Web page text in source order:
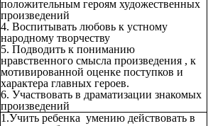
положительным героям художественных
произведений
4. Воспитывать любовь к устному
народному творчеству
5. Подводить к пониманию
нравственного смысла произведения , к
мотивированной оценке поступков и
характера главных героев.
6. Участвовать в драматизации знакомых
произведений
1.Учить ребенка умению действовать в